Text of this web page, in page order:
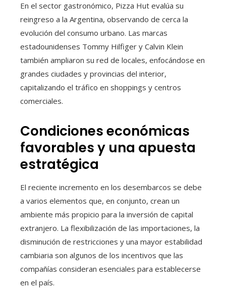
En el sector gastronómico, Pizza Hut evalúa su
reingreso a la Argentina, observando de cerca la
evolución del consumo urbano. Las marcas
estadounidenses Tommy Hilfiger y Calvin Klein
también ampliaron su red de locales, enfocándose en
grandes ciudades y provincias del interior,
capitalizando el tráfico en shoppings y centros
comerciales.
Condiciones económicas
favorables y una apuesta
estratégica
El reciente incremento en los desembarcos se debe
a varios elementos que, en conjunto, crean un
ambiente más propicio para la inversión de capital
extranjero. La flexibilización de las importaciones, la
disminución de restricciones y una mayor estabilidad
cambiaria son algunos de los incentivos que las
compañías consideran esenciales para establecerse
en el país.